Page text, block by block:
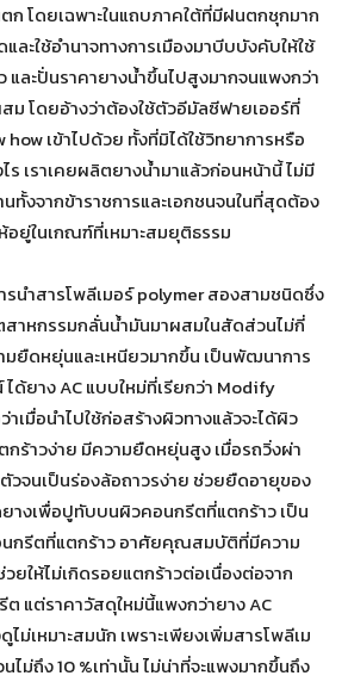
ก โดยเฉพาะในแถบภาคใต้ที่มีฝนตกชุกมาก
ละใช้อำนาจทางการเมืองมาบีบบังคับให้ใช้
และปั่นราคายางน้ำขึ้นไปสูงมากจนแพงกว่า
ม โดยอ้างว่าต้องใช้ตัวอีมัลซีฟายเออร์ที่
เข้าไปด้วย ทั้งที่มิได้ใช้วิทยาการหรือ
ร เราเคยผลิตยางน้ำมาแล้วก่อนหน้านี้ ไม่มี
ทั้งจากข้าราชการและเอกชนจนในที่สุดต้อง
อยู่ในเกณฑ์ที่เหมาะสมยุติธรรม
รนำสารโพลีเมอร์ polymer สองสามชนิดซึ่ง
าหกรรมกลั่นน้ำมันมาผสมในสัดส่วนไม่กี่
มยืดหยุ่นและเหนียวมากขึ้น เป็นพัฒนาการ
ด้ยาง AC แบบใหม่ที่เรียกว่า Modify
เมื่อนำไปใช้ก่อสร้างผิวทางแล้วจะได้ผิว
ตกร้าวง่าย มีความยืดหยุ่นสูง เมื่อรถวิ่งผ่า
วจนเป็นร่องล้อถาวรง่าย ช่วยยืดอายุของ
างเพื่อปูทับบนผิวคอนกรีตที่แตกร้าว เป็น
กรีตที่แตกร้าว อาศัยคุณสมบัติที่มีความ
ยให้ไม่เกิดรอยแตกร้าวต่อเนื่องต่อจาก
แต่ราคาวัสดุใหม่นี้แพงกว่ายาง AC
ม่เหมาะสมนัก เพราะเพียงเพิ่มสารโพลีเม
ม่ถึง 10 %เท่านั้น ไม่น่าที่จะแพงมากขึ้นถึง